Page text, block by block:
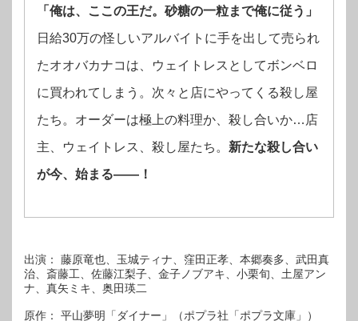
「俺は、ここの王だ。砂糖の一粒まで俺に従う」
日給30万の怪しいアルバイトに手を出して売られ
たオオバカナコは、ウェイトレスとしてボンベロ
に買われてしまう。次々と店にやってくる殺し屋
たち。オーダーは極上の料理か、殺し合いか…店
主、ウェイトレス、殺し屋たち。 新たな殺し合い
が今、始まる――！
出演： 藤原竜也、玉城ティナ、窪田正孝、本郷奏多、武田真
治、斎藤工、佐藤江梨子、金子ノブアキ、小栗旬、土屋アン
ナ、真矢ミキ、奥田瑛二
原作： 平山夢明「ダイナー」（ポプラ社「ポプラ文庫」）